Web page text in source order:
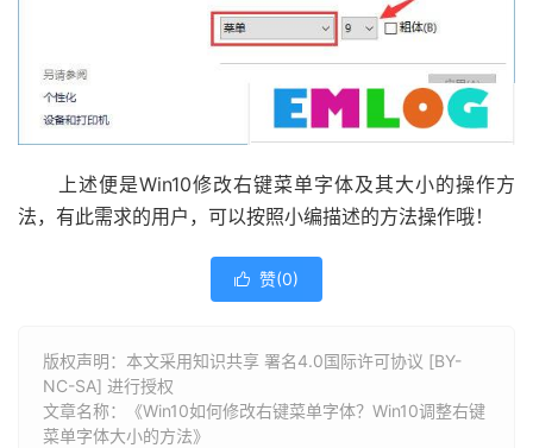
上述便是Win10修改右键菜单字体及其大小的操作方
法，有此需求的用户，可以按照小编描述的方法操作哦！
 赞(0)
版权声明：本文采用知识共享 署名4.0国际许可协议 [BY-
NC-SA] 进行授权
文章名称：《Win10如何修改右键菜单字体？Win10调整右键
菜单字体大小的方法》